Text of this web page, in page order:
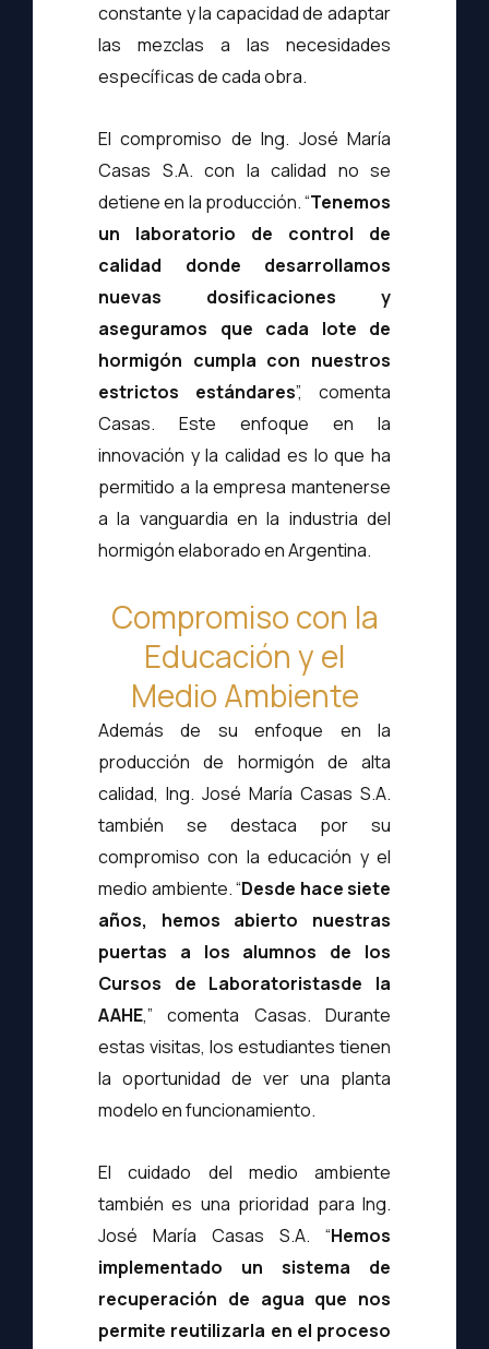
constante y la capacidad de adaptar
las mezclas a las necesidades
específicas de cada obra.
El compromiso de Ing. José María
Casas S.A. con la calidad no se
detiene en la producción. “Tenemos
un laboratorio de control de
calidad donde desarrollamos
nuevas dosificaciones y
aseguramos que cada lote de
hormigón cumpla con nuestros
estrictos estándares”, comenta
Casas. Este enfoque en la
innovación y la calidad es lo que ha
permitido a la empresa mantenerse
a la vanguardia en la industria del
hormigón elaborado en Argentina.
Compromiso con la
Educación y el
Medio Ambiente
Además de su enfoque en la
producción de hormigón de alta
calidad, Ing. José María Casas S.A.
también se destaca por su
compromiso con la educación y el
medio ambiente. “Desde hace siete
años, hemos abierto nuestras
puertas a los alumnos de los
Cursos de Laboratoristasde la
AAHE,” comenta Casas. Durante
estas visitas, los estudiantes tienen
la oportunidad de ver una planta
modelo en funcionamiento.
El cuidado del medio ambiente
también es una prioridad para Ing.
José María Casas S.A. “Hemos
implementado un sistema de
recuperación de agua que nos
permite reutilizarla en el proceso